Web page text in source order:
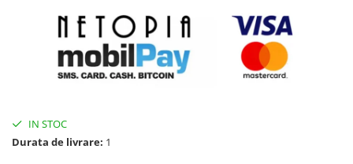
Triciclete
Motoburghie si accesorii
Motoburghie
Drujbe, fierastraie electrice
IN STOC
Durata de livrare: 1